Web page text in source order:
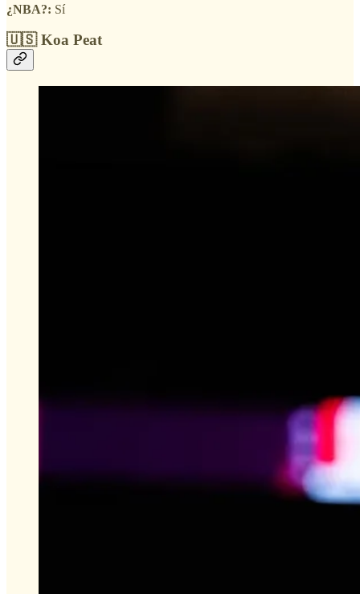
¿NBA?: Sí
🇺🇸 Koa Peat